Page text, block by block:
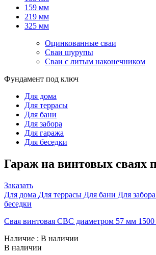
159 мм
219 мм
325 мм
Оцинкованные сваи
Сваи шурупы
Сваи с литым наконечником
Фундамент под ключ
Для дома
Для террасы
Для бани
Для забора
Для гаража
Для беседки
Гараж на винтовых сваях
Заказать
Для дома Для террасы Для бани Для забора
беседки
Свая винтовая СВС диаметром 57 мм
Наличие : В наличии
В наличии